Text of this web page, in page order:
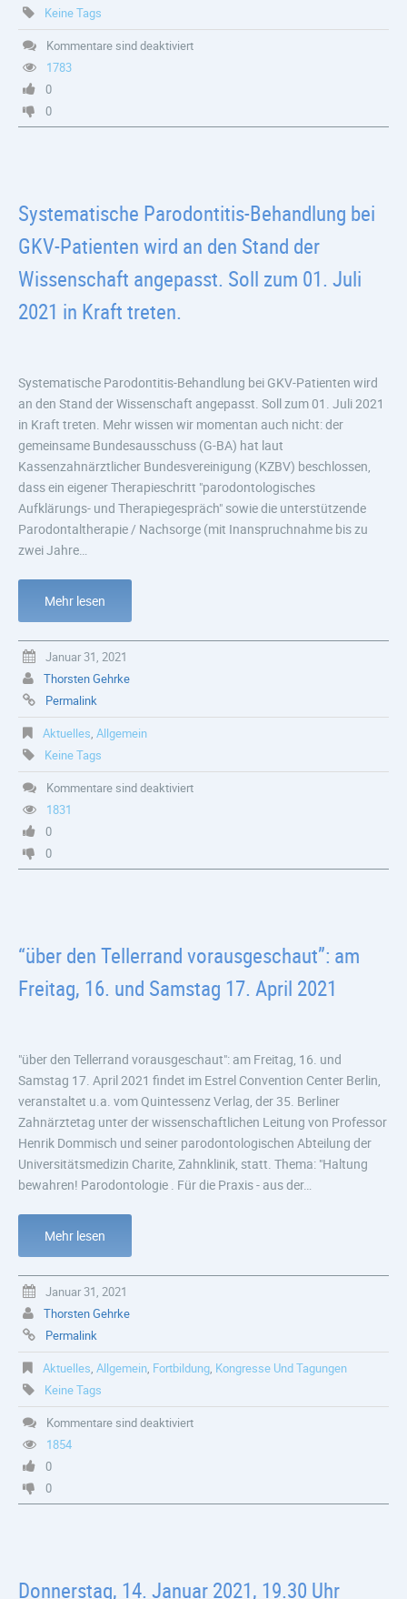
Keine Tags
Kommentare sind deaktiviert
1783
0
0
Systematische Parodontitis-Behandlung bei
GKV-Patienten wird an den Stand der
Wissenschaft angepasst. Soll zum 01. Juli
2021 in Kraft treten.
Systematische Parodontitis-Behandlung bei GKV-Patienten wird
an den Stand der Wissenschaft angepasst. Soll zum 01. Juli 2021
in Kraft treten. Mehr wissen wir momentan auch nicht: der
gemeinsame Bundesausschuss (G-BA) hat laut
Kassenzahnärztlicher Bundesvereinigung (KZBV) beschlossen,
dass ein eigener Therapieschritt "parodontologisches
Aufklärungs- und Therapiegespräch" sowie die unterstützende
Parodontaltherapie / Nachsorge (mit Inanspruchnahme bis zu
zwei Jahre…
Mehr lesen
Januar 31, 2021
Thorsten Gehrke
Permalink
Aktuelles, Allgemein
Keine Tags
Kommentare sind deaktiviert
1831
0
0
“über den Tellerrand vorausgeschaut”: am
Freitag, 16. und Samstag 17. April 2021
"über den Tellerrand vorausgeschaut": am Freitag, 16. und
Samstag 17. April 2021 findet im Estrel Convention Center Berlin,
veranstaltet u.a. vom Quintessenz Verlag, der 35. Berliner
Zahnärztetag unter der wissenschaftlichen Leitung von Professor
Henrik Dommisch und seiner parodontologischen Abteilung der
Universitätsmedizin Charite, Zahnklinik, statt. Thema: "Haltung
bewahren! Parodontologie . Für die Praxis - aus der…
Mehr lesen
Januar 31, 2021
Thorsten Gehrke
Permalink
Aktuelles, Allgemein, Fortbildung, Kongresse Und Tagungen
Keine Tags
Kommentare sind deaktiviert
1854
0
0
Donnerstag, 14. Januar 2021, 19.30 Uhr